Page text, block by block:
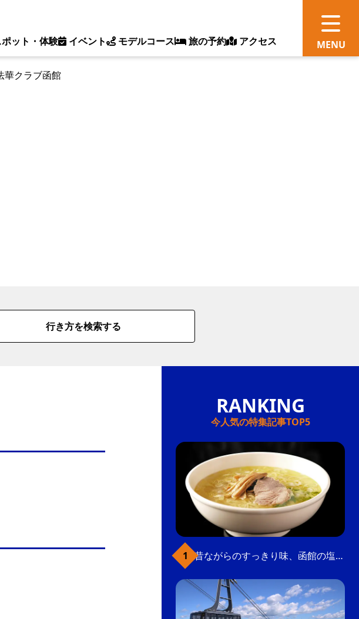
ポット・体験 イベント モデルコース 旅の予約 アクセス
華クラブ函館
行き方を検索する
今人気の特集記事TOP5
昔ながらのすっきり味、函館の塩ラーメン